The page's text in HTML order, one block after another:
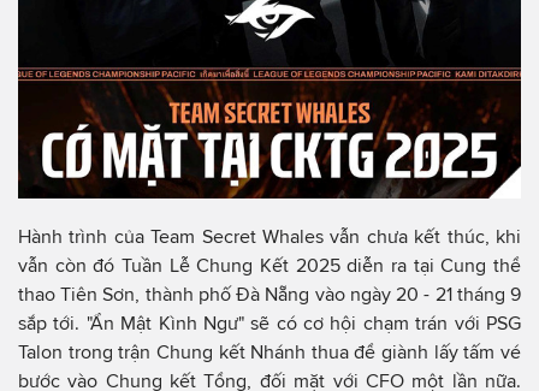
Hành trình của Team Secret Whales vẫn chưa kết thúc, khi
vẫn còn đó Tuần Lễ Chung Kết 2025 diễn ra tại Cung thể
thao Tiên Sơn, thành phố Đà Nẵng vào ngày 20 - 21 tháng 9
sắp tới. "Ẩn Mật Kình Ngư" sẽ có cơ hội chạm trán với PSG
Talon trong trận Chung kết Nhánh thua để giành lấy tấm vé
bước vào Chung kết Tổng, đối mặt với CFO một lần nữa.